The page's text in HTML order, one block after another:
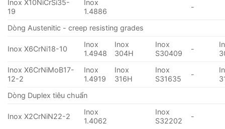
Inox X10NiCrSi35-
19
Inox
1.4886
-
Dòng Austenitic - creep resisting grades
Inox X6CrNi18-10
Inox
1.4948
Inox
304H
Inox
S30409
-
Inox X6CrNiMoB17-
12-2
Inox
1.4919
Inox
316H
Inox
S31635
-
Dòng Duplex tiêu chuẩn
Inox X2CrNiN22-2
Inox
1.4062
Inox
S32202
-